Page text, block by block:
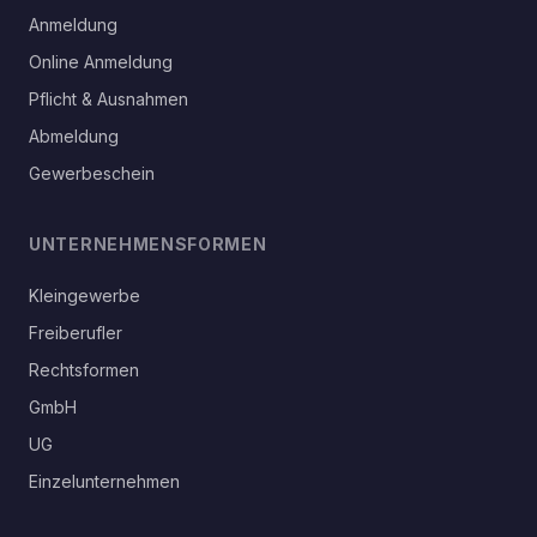
Anmeldung
Online Anmeldung
Pflicht & Ausnahmen
Abmeldung
Gewerbeschein
UNTERNEHMENSFORMEN
Kleingewerbe
Freiberufler
Rechtsformen
GmbH
UG
Einzelunternehmen